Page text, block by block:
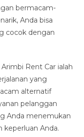
bermacam-
Anda bisa
cocok dengan
Rent Car ialah
yang
alternatif
pelanggan
Anda menemukan
keperluan Anda.